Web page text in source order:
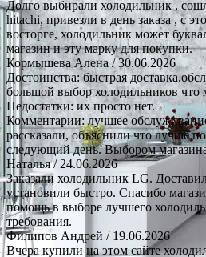
Долго выбирали холодильник ,
hitachi, привезли в день заказа , с
восторге, холодильник может
магазин и эту марку для покупки.
Кормышева Алена/ 30.06.2026
Достоинства: быстрая
большой выбор холодильников что
Недостатки: их просто нет.
Комментарии: лучшее
рассказали, объяснили что лучше
следующий день. Выбором
Наталья/ 24.06.2026
Заказали холодильник LG.
установили быстро. Спасибо
помощь в выборе лучшего
требования.
Филипов Андрей / 19.06.2026
Вчера купили на этом сайте